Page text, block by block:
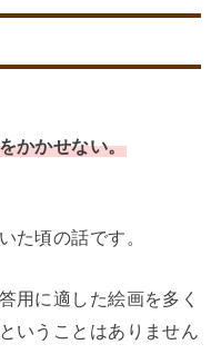
かかせない。
た頃の話です。
用に適した絵画を多く
いうことはありません